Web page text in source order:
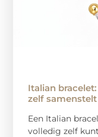
Italian
zelf samenstelt
Een Italian
volledig zelf